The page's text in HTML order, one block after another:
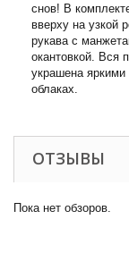
снов! В
вверху на узкой
рукава с
окантовкой. Вся
украшена яркими
облаках.
ОТЗЫВЫ
Пока нет обзоров.